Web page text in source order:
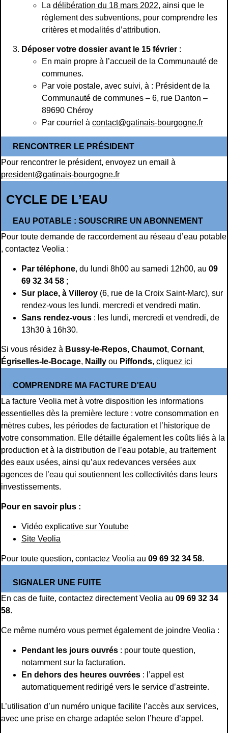
La délibération du 18 mars 2022, ainsi que le
règlement des subventions, pour comprendre les
critères et modalités d’attribution.
Déposer votre dossier avant le 15 février :
En main propre à l’accueil de la Communauté de
communes.
Par voie postale, avec suivi, à : Président de la
Communauté de communes – 6, rue Danton –
89690 Chéroy
Par courriel à contact@gatinais-bourgogne.fr
RENCONTRER LE PRÉSIDENT
Pour rencontrer le président, envoyez un email à
president@gatinais-bourgogne.fr
CYCLE DE L’EAU
EAU POTABLE : SOUSCRIRE UN ABONNEMENT
Pour toute demande de raccordement au réseau d’eau potable
, contactez Veolia :
Par téléphone, du lundi 8h00 au samedi 12h00, au 09
69 32 34 58 ;
Sur place, à Villeroy (6, rue de la Croix Saint-Marc), sur
rendez-vous les lundi, mercredi et vendredi matin.
Sans rendez-vous : les lundi, mercredi et vendredi, de
13h30 à 16h30.
Si vous résidez à Bussy-le-Repos, Chaumot, Cornant,
Égriselles-le-Bocage, Nailly ou Piffonds, cliquez ici
COMPRENDRE MA FACTURE D'EAU
La facture Veolia met à votre disposition les informations
essentielles dès la première lecture : votre consommation en
mètres cubes, les périodes de facturation et l’historique de
votre consommation. Elle détaille également les coûts liés à la
production et à la distribution de l’eau potable, au traitement
des eaux usées, ainsi qu’aux redevances versées aux
agences de l’eau qui soutiennent les collectivités dans leurs
investissements.
Pour en savoir plus :
Vidéo explicative sur Youtube
Site Veolia
Pour toute question, contactez Veolia au 09 69 32 34 58.
SIGNALER UNE FUITE
En cas de fuite, contactez directement Veolia au 09 69 32 34
58.
Ce même numéro vous permet également de joindre Veolia :
Pendant les jours ouvrés : pour toute question,
notamment sur la facturation.
En dehors des heures ouvrées : l’appel est
automatiquement redirigé vers le service d’astreinte.
L’utilisation d’un numéro unique facilite l’accès aux services,
avec une prise en charge adaptée selon l’heure d’appel.